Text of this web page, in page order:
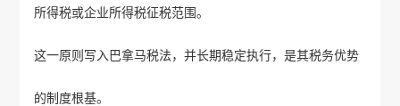
所得税或企业所得税征税范围。
这一原则写入巴拿马税法，并长期稳定执行，是其税务优势
的制度根基。